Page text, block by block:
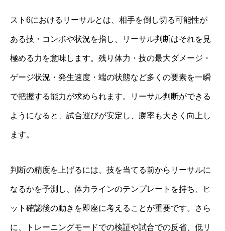
スト6におけるリーサルとは、相手を倒し切る可能性が
ある技・コンボや状況を指し、リーサル判断はそれを見
極める力を意味します。残り体力・技の最大ダメージ・
ゲージ状況・発生速度・端の状態など多くの要素を一瞬
で把握する能力が求められます。リーサル判断ができる
ようになると、試合運びが安定し、勝率も大きく向上し
ます。
判断の精度を上げるには、技を当てる前からリーサルに
なるかを予測し、体力ラインのテンプレートを持ち、ヒ
ット確認後の動きを即座に考えることが重要です。さら
に、トレーニングモードでの検証や試合での反省、低リ